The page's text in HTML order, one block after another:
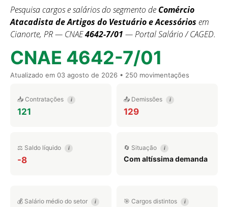
Pesquisa cargos e salários do segmento de Comércio
Atacadista de Artigos do Vestuário e Acessórios em
Cianorte, PR — CNAE4642-7/01 — Portal Salário / CAGED.
CNAE 4642-7/01
Atualizado em 03 agosto de 2026 • 250 movimentações
📥 Contratações i
121
📤 Demissões i
129
⚖️ Saldo líquido i
-8
🔄 Situação i
Com altíssima demanda
💰 Salário médio do setor i 🎯 Cargos distintos i